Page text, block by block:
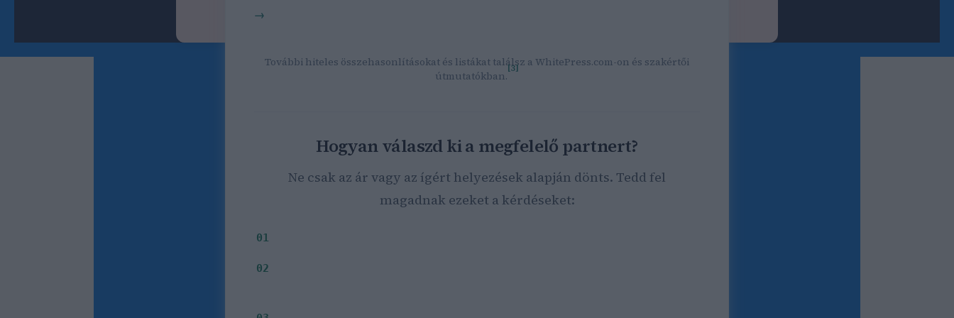
SEO keresőoptimalizálás kisokos – Marketing ügynökség Budapest
További hiteles összehasonlításokat és listákat találsz a WhitePress.com-on és szakértői
útmutatókban.
[3]
Hogyan válaszd ki a megfelelő partnert?
Ne csak az ár vagy az ígért helyezések alapján dönts. Tedd fel
magadnak ezeket a kérdéseket:
01
02